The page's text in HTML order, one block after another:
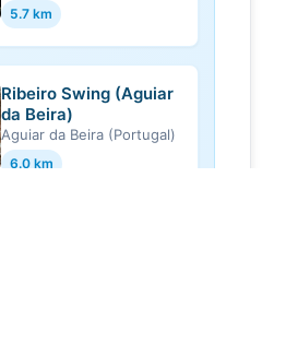
5.7 km
Ribeiro Swing (Aguiar
da Beira)
Aguiar da Beira (Portugal)
6.0 km